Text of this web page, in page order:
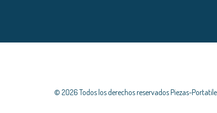
© 2026 Todos los derechos reservados Piezas-